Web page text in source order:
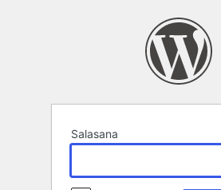
Salasana